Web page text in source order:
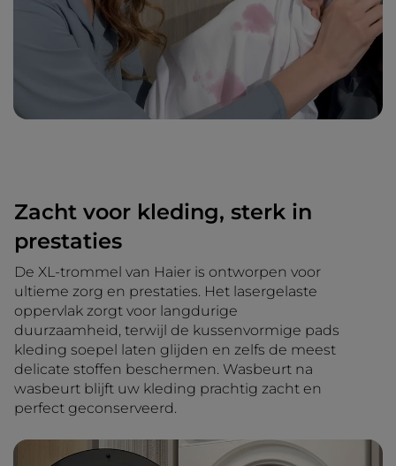
Zacht voor kleding, sterk in
prestaties
De XL-trommel van Haier is ontworpen voor
ultieme zorg en prestaties. Het lasergelaste
oppervlak zorgt voor langdurige
duurzaamheid, terwijl de kussenvormige pads
kleding soepel laten glijden en zelfs de meest
delicate stoffen beschermen. Wasbeurt na
wasbeurt blijft uw kleding prachtig zacht en
perfect geconserveerd.